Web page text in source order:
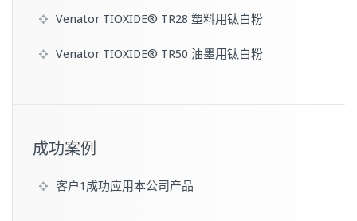
Venator TIOXIDE® TR28 塑料用钛白粉
Venator TIOXIDE® TR50 油墨用钛白粉
成功案例
客户1成功应用本公司产品